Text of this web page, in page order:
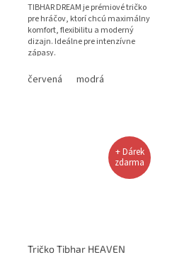
TIBHAR DREAM je prémiové tričko
pre hráčov, ktorí chcú maximálny
komfort, flexibilitu a moderný
dizajn. Ideálne pre intenzívne
zápasy.
červená modrá
+ Dárek
zdarma
Tričko Tibhar HEAVEN